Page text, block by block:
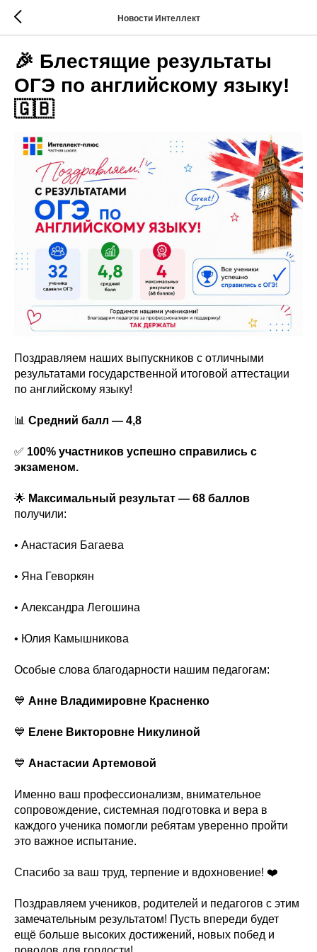
Новости Интеллект
🎉 Блестящие результаты
ОГЭ по английскому языку!
🇬🇧
Поздравляем наших выпускников с отличными
результатами государственной итоговой аттестации
по английскому языку!
📊 Средний балл — 4,8
✅ 100% участников успешно справились с
экзаменом.
🌟 Максимальный результат — 68 баллов
получили:
• Анастасия Багаева
• Яна Геворкян
• Александра Легошина
• Юлия Камышникова
Особые слова благодарности нашим педагогам:
💙 Анне Владимировне Красненко
💙 Елене Викторовне Никулиной
💙 Анастасии Артемовой
Именно ваш профессионализм, внимательное
сопровождение, системная подготовка и вера в
каждого ученика помогли ребятам уверенно пройти
это важное испытание.
Спасибо за ваш труд, терпение и вдохновение! ❤️
Поздравляем учеников, родителей и педагогов с этим
замечательным результатом! Пусть впереди будет
ещё больше высоких достижений, новых побед и